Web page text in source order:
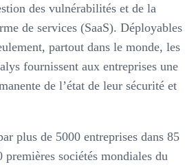
des vulnérabilités et de la
de services (SaaS). Déployables
partout dans le monde, les
fournissent aux entreprises une
de l’état de leur sécurité et
plus de 5000 entreprises dans 85
premières sociétés mondiales du